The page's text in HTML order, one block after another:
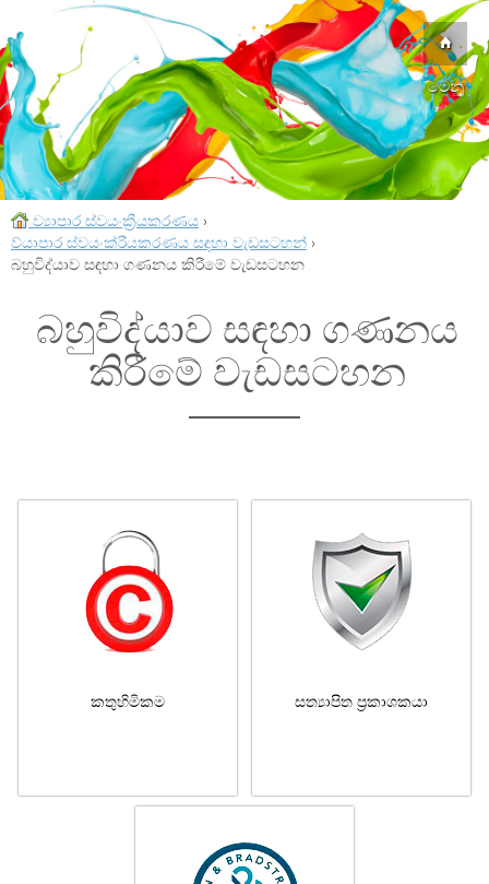
මෙනු
ව්‍යාපාර ස්වයංක්‍රීයකරණය ›
ව්යාපාර ස්වයංක්රීයකරණය සඳහා වැඩසටහන් ›
බහුවිද්යාව සඳහා ගණනය කිරීමේ වැඩසටහන
බහුවිද්යාව සඳහා ගණනය
කිරීමේ වැඩසටහන
කතුහිමිකම සත්‍යාපිත ප්‍රකාශකයා